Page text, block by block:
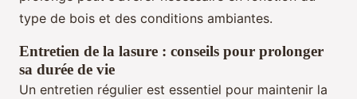
type de bois et des conditions ambiantes.
Entretien de la lasure : conseils pour prolonger
sa durée de vie
Un entretien régulier est essentiel pour maintenir la